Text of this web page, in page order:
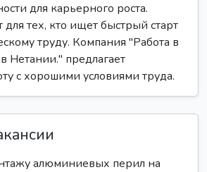
для карьерного роста.
для тех, кто ищет быстрый старт
труду. Компания "Работа в
Нетании." предлагает
с хорошими условиями труда.
алюминиевых перил на